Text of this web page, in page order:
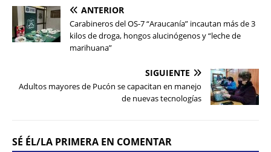
ANTERIOR
Carabineros del OS-7 “Araucanía” incautan más de 3
kilos de droga, hongos alucinógenos y “leche de
marihuana”
SIGUIENTE
Adultos mayores de Pucón se capacitan en manejo
de nuevas tecnologías
SÉ ÉL/LA PRIMERA EN COMENTAR